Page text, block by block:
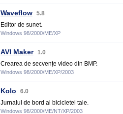
Waveflow 5.8
Editor de sunet.
Windows 98/2000/ME/XP
AVI Maker 1.0
Crearea de secvențe video din BMP.
Windows 98/2000/ME/XP/2003
Kolo
6.0
Jurnalul de bord al bicicletei tale.
Windows 98/2000/ME/NT/XP/2003